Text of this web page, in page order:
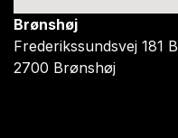
Brønshøj
Frederikssundsvej 181 B
2700 Brønshøj